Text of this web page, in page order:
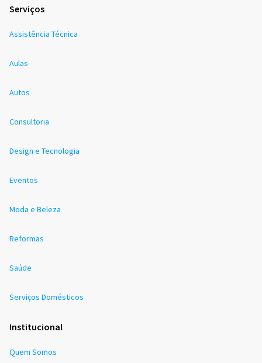
Serviços
Assistência Técnica
Aulas
Autos
Consultoria
Design e Tecnologia
Eventos
Moda e Beleza
Reformas
Saúde
Serviços Domésticos
Institucional
Quem Somos